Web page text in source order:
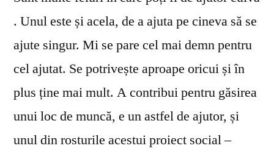
. Unul este și acela, de a ajuta pe cineva să se
ajute singur. Mi se pare cel mai demn pentru
cel ajutat. Se potrivește aproape oricui și în
plus ține mai mult. A contribui pentru găsirea
unui loc de muncă, e un astfel de ajutor, și
unul din rosturile acestui proiect social –